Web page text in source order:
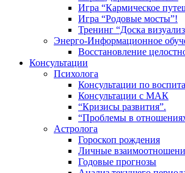
Игра “Кармическое
Игра “Родовые мосты”!
Тренинг “Доска
Энерго-Информационное
Восстановление
Консультации
Психолога
Консультации по
Консультации с МАК
“Кризисы развития”.
“Проблемы в
Астролога
Гороскоп рождения
Личные
Годовые прогнозы